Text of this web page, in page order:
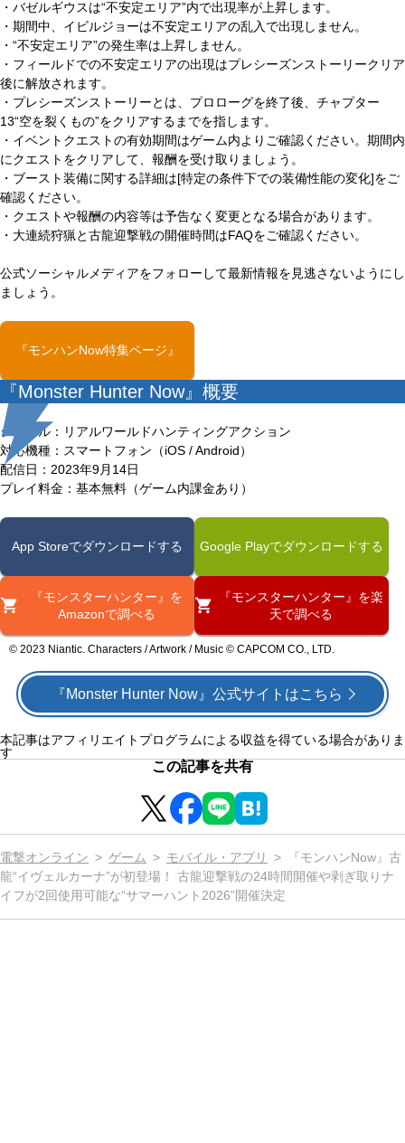
・バゼルギウスは“不安定エリア”内で出現率が上昇します。
・期間中、イビルジョーは不安定エリアの乱入で出現しません。
・“不安定エリア”の発生率は上昇しません。
・フィールドでの不安定エリアの出現はプレシーズンストーリークリア
後に解放されます。
・プレシーズンストーリーとは、プロローグを終了後、チャプター
13“空を裂くもの”をクリアするまでを指します。
・イベントクエストの有効期間はゲーム内よりご確認ください。期間内
にクエストをクリアして、報酬を受け取りましょう。
・ブースト装備に関する詳細は[特定の条件下での装備性能の変化]をご
確認ください。
・クエストや報酬の内容等は予告なく変更となる場合があります。
・大連続狩猟と古龍迎撃戦の開催時間はFAQをご確認ください。
公式ソーシャルメディアをフォローして最新情報を見逃さないようにし
ましょう。
『モンハンNow特集ページ』
『Monster Hunter Now』概要
ジャンル：リアルワールドハンティングアクション
対応機種：スマートフォン（iOS / Android）
配信日：2023年9月14日
プレイ料金：基本無料（ゲーム内課金あり）
App Storeでダウンロードする Google Playでダウンロードする
『モンスターハンター』を
Amazonで調べる
『モンスターハンター』を楽
天で調べる
© 2023 Niantic. Characters / Artwork / Music © CAPCOM CO., LTD.
『Monster Hunter Now』公式サイトはこちら
本記事はアフィリエイトプログラムによる収益を得ている場合がありま
す
この記事を共有
電撃オンライン ゲーム モバイル・アプリ
『モンハンNow』古
龍“イヴェルカーナ”が初登場！ 古龍迎撃戦の24時間開催や剥ぎ取りナ
イフが2回使用可能な“サマーハント2026”開催決定